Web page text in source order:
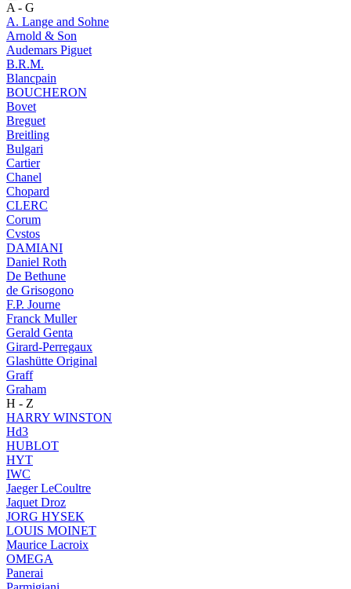
A - G
A. Lange and Sohne
Arnold & Son
Audemars Piguet
B.R.M.
Blancpain
BOUCHERON
Bovet
Breguet
Breitling
Bulgari
Cartier
Chanel
Chopard
CLERC
Corum
Cvstos
DAMIANI
Daniel Roth
De Bethune
de Grisogono
F.P. Journe
Franck Muller
Gerald Genta
Girard-Perregaux
Glashütte Original
Graff
Graham
H - Z
HARRY WINSTON
Hd3
HUBLOT
HYT
IWC
Jaeger LeCoultre
Jaquet Droz
JORG HYSEK
LOUIS MOINET
Maurice Lacroix
OMEGA
Panerai